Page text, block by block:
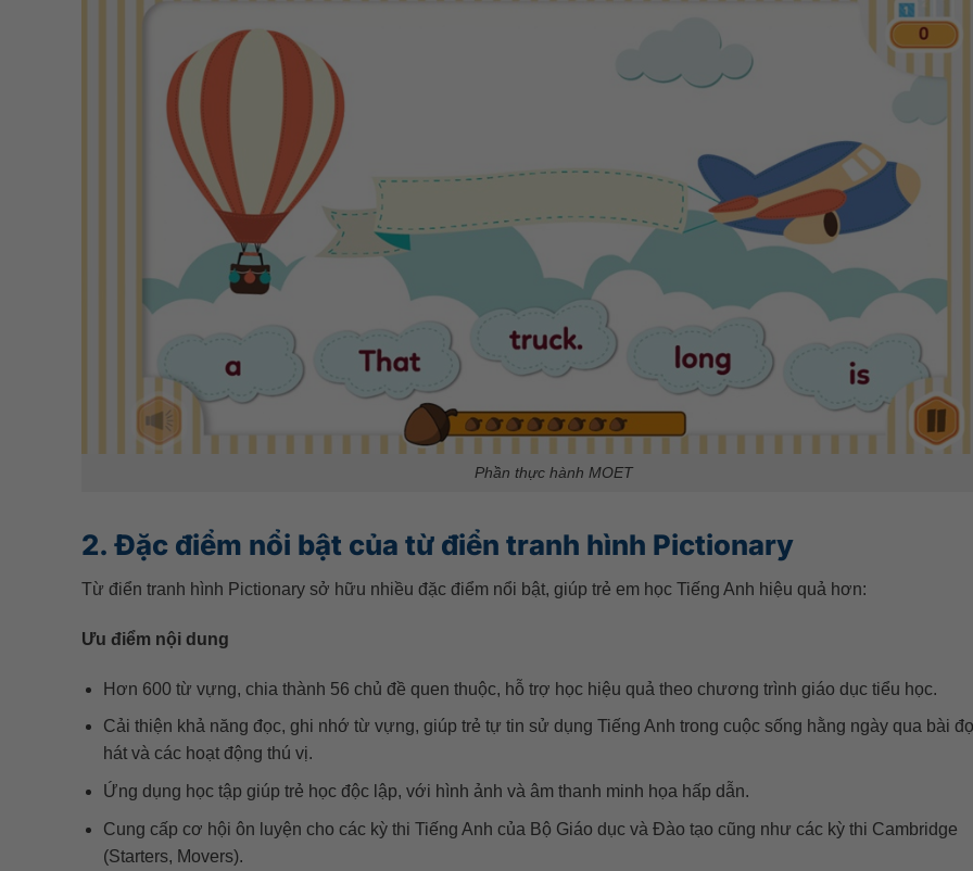
Phần thực hành MOET
2. Đặc điểm nổi bật của từ điển tranh hình Pictionary
Từ điển tranh hình Pictionary sở hữu nhiều đặc điểm nổi bật, giúp trẻ em học Tiếng Anh hiệu quả hơn:
Ưu điểm nội dung
Hơn 600 từ vựng, chia thành 56 chủ đề quen thuộc, hỗ trợ học hiệu quả theo chương trình giáo dục tiểu học.
Cải thiện khả năng đọc, ghi nhớ từ vựng, giúp trẻ tự tin sử dụng Tiếng Anh trong cuộc sống hằng ngày qua bài
hát và các hoạt động thú vị.
Ứng dụng học tập giúp trẻ học độc lập, với hình ảnh và âm thanh minh họa hấp dẫn.
Cung cấp cơ hội ôn luyện cho các kỳ thi Tiếng Anh của Bộ Giáo dục và Đào tạo cũng như các kỳ thi Cambridge
(Starters, Movers).